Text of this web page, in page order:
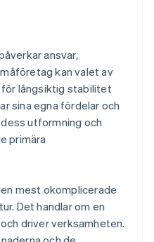
ansvar,
kan valet av
långsiktig stabilitet
sina egna fördelar och
utformning och
primära
mest okomplicerade
Det handlar om en
driver verksamheten.